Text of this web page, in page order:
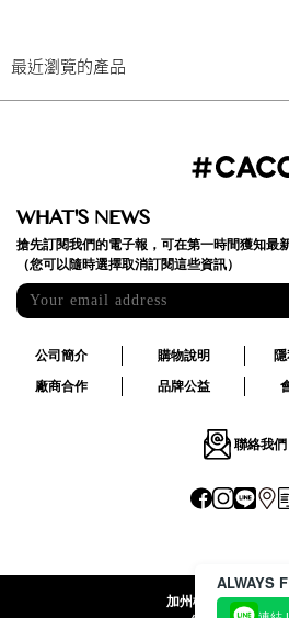
最近瀏覽的產品
WHAT'S NEWS
搶先訂閱我們的電子報，可在第一時間獲知最
（您可以隨時選擇取消訂閱這些資訊）
公司簡介 購物說明
廠商合作
品牌公益
聯絡我們
加州椰子國際股份有